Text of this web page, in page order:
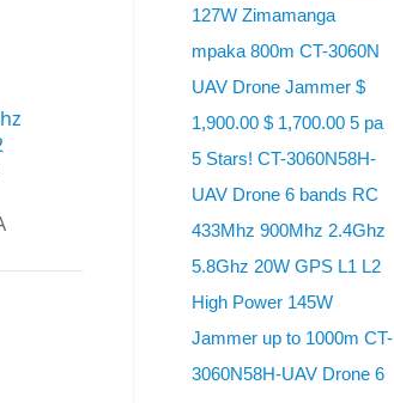
127W Zimamanga
mpaka 800m CT-3060N
UAV Drone Jammer $
1,900.00 $ 1,700.00 5 pa
5 Stars! CT-3060N58H-
UAV Drone 6 bands RC
433Mhz 900Mhz 2.4Ghz
5.8Ghz 20W GPS L1 L2
High Power 145W
Jammer up to 1000m CT-
3060N58H-UAV Drone 6